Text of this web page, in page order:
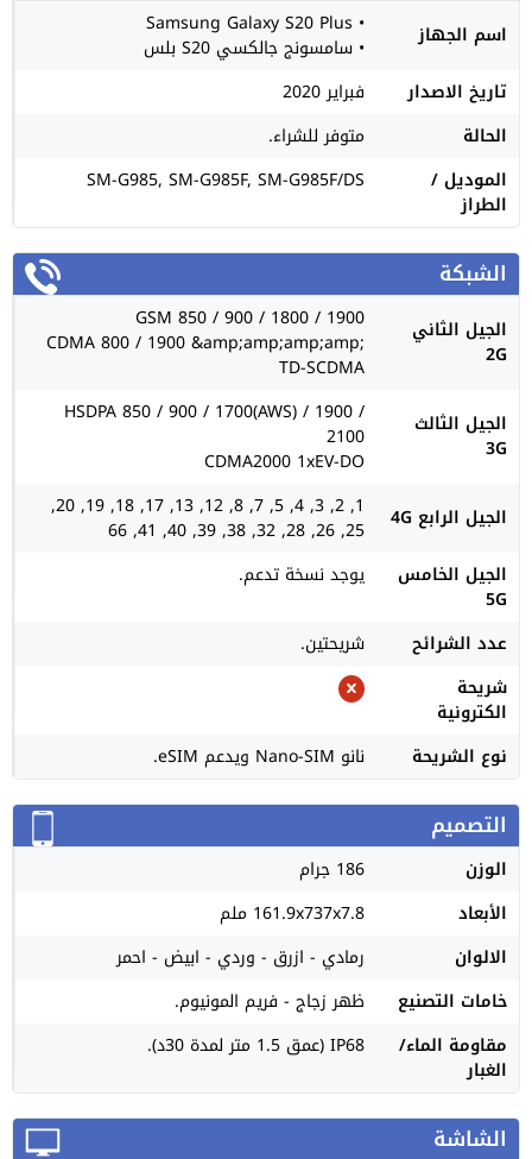
اسم الجهاز • Samsung Galaxy S20 Plus
• سامسونج جالكسي S20 بلس
تاريخ الاصدار
فبراير 2020
الحالة
متوفر للشراء.
الموديل /
الطراز
SM-G985, SM-G985F, SM-G985F/DS
الشبكة
الجيل الثاني
2G
GSM 850 / 900 / 1800 / 1900
CDMA 800 / 1900 &amp;amp;amp;amp;
TD-SCDMA
الجيل الثالث
3G
HSDPA 850 / 900 / 1700(AWS) / 1900 /
2100
CDMA2000 1xEV-DO
الجيل الرابع 4G
1, 2, 3, 4, 5, 7, 8, 12, 13, 17, 18, 19, 20,
25, 26, 28, 32, 38, 39, 40, 41, 66
الجيل الخامس
5G
يوجد نسخة تدعم.
عدد الشرائح
شريحتين.
شريحة
الكترونية
نوع الشريحة
نانو Nano-SIM ويدعم eSIM.
التصميم
الوزن
186 جرام
الأبعاد
161.9x737x7.8 ملم
الالوان
رمادي - ازرق - وردي - ابيض - احمر
خامات التصنيع
ظهر زجاج - فريم المونيوم.
مقاومة الماء/
الغبار
IP68 (عمق 1.5 متر لمدة 30د).
الشاشة